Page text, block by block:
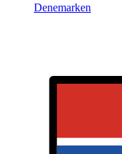
Denemarken